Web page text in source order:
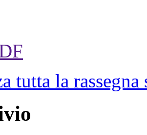
tutta la rassegna